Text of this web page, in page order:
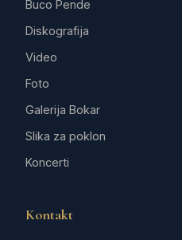
Buco Pende
Diskografija
Video
Foto
Galerija Bokar
Slika za poklon
Koncerti
Kontakt